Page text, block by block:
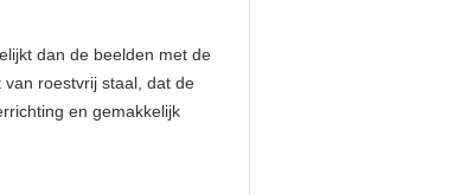
dan de beelden met de
roestvrij staal, dat de
en gemakkelijk